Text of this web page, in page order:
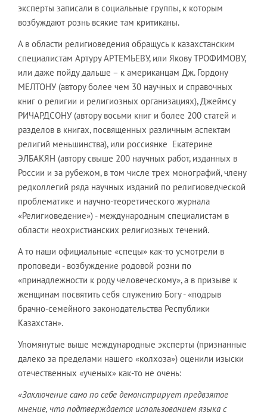
эксперты записали в социальные группы, к которым
возбуждают рознь всякие там критиканы.
А в области религиоведения обращусь к казахстанским
специалистам Артуру АРТЕМЬЕВУ, или Якову ТРОФИМОВУ,
или даже пойду дальше – к американцам Дж. Гордону
МЕЛТОНУ (автору более чем 30 научных и справочных
книг о религии и религиозных организациях), Джеймсу
РИЧАРДСОНУ (автору восьми книг и более 200 статей и
разделов в книгах, посвященных различным аспектам
религий меньшинства), или россиянке Екатерине
ЭЛБАКЯН (автору свыше 200 научных работ, изданных в
России и за рубежом, в том числе трех монографий, члену
редколлегий ряда научных изданий по религиоведческой
проблематике и научно-теоретического журнала
«Религиоведение») - международным специалистам в
области неохристианских религиозных течений.
А то наши официальные «спецы» как-то усмотрели в
проповеди - возбуждение родовой розни по
«принадлежности к роду человеческому», а в призыве к
женщинам посвятить себя служению Богу - «подрыв
брачно-семейного законодательства Республики
Казахстан».
Упомянутые выше международные эксперты (признанные
далеко за пределами нашего «колхоза») оценили изыски
отечественных «ученых» как-то не очень:
«Заключение само по себе демонстрирует предвзятое
мнение, что подтверждается использованием языка с